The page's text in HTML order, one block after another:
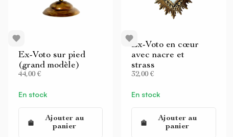
Ex-Voto sur pied
(grand modèle)
44,00 €
En stock
Ajouter au
panier
Ex-Voto en cœur
avec nacre et
strass
32,00 €
En stock
Ajouter au
panier